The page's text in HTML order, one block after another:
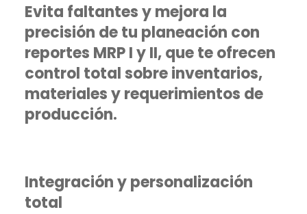
Evita faltantes y mejora la
precisión de tu planeación con
reportes MRP I y II, que te ofrecen
control total sobre inventarios,
materiales y requerimientos de
producción.
Integración y personalización
total